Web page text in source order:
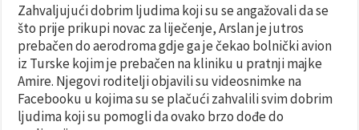
Zahvaljujući dobrim ljudima koji su se angažovali da se
što prije prikupi novac za liječenje, Arslan je jutros
prebačen do aerodroma gdje ga je čekao bolnički avion
iz Turske kojim je prebačen na kliniku u pratnji majke
Amire. Njegovi roditelji objavili su videosnimke na
Facebooku u kojima su se plačući zahvalili svim dobrim
ljudima koji su pomogli da ovako brzo dođe do